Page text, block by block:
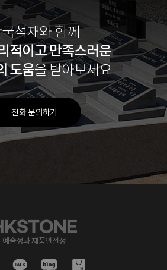
석재와 함께
적이고만족스러운
도움을 받아보세요
전화 문의하기